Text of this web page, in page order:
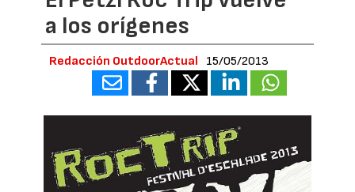
a los orígenes
Redacción OutdoorActual 15/05/2013